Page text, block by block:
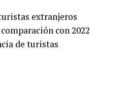
extranjeros
con 2022
de turistas